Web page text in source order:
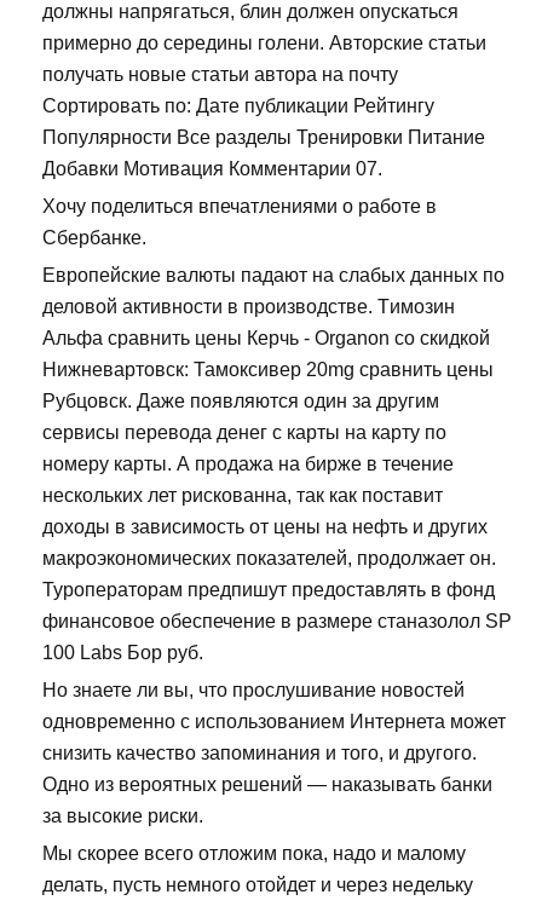
должны напрягаться, блин должен опускаться
примерно до середины голени. Авторские статьи
получать новые статьи автора на почту
Сортировать по: Дате публикации Рейтингу
Популярности Все разделы Тренировки Питание
Добавки Мотивация Комментарии 07.
Хочу поделиться впечатлениями о работе в
Сбербанке.
Европейские валюты падают на слабых данных по
деловой активности в производстве. Tимозин
Альфа сравнить цены Керчь - Organon со скидкой
Нижневартовск: Тамоксивер 20mg сравнить цены
Рубцовск. Даже появляются один за другим
сервисы перевода денег с карты на карту по
номеру карты. А продажа на бирже в течение
нескольких лет рискованна, так как поставит
доходы в зависимость от цены на нефть и других
макроэкономических показателей, продолжает он.
Туроператорам предпишут предоставлять в фонд
финансовое обеспечение в размере станазолол SP
100 Labs Бор руб.
Но знаете ли вы, что прослушивание новостей
одновременно с использованием Интернета может
снизить качество запоминания и того, и другого.
Одно из вероятных решений — наказывать банки
за высокие риски.
Мы скорее всего отложим пока, надо и малому
делать, пусть немного отойдет и через недельку